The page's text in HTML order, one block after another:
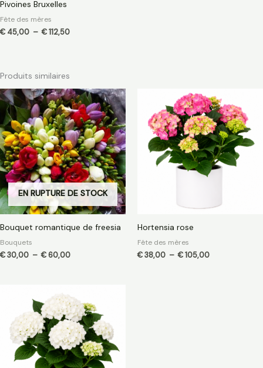
Pivoines Bruxelles
Fête des mères
€ 45,00 – €112,50
Produits similaires
EN RUPTURE DE STOCK
Bouquet romantique de freesia
Bouquets
€30,00 – €60,00
Plage
de
prix :
€ 30,00
à
€ 60,00
Hortensia rose
Fête des mères
€38,00 – €105,00
de
prix :
€ 38,00
à
€ 105,00
de
prix :
€ 38,00
€ 105,00